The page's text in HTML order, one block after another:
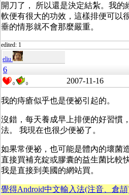
開刀了， 所以還是決定結紮。我
軟便有很大的功效，這樣排便可以
垂的情形就不會那麼嚴重。
edited: 1
eliu
6
0 0 2007-11-16
我的痔瘡似乎也是便祕引起的。
沒錯，每天養成早上排便的好習慣
法。 我現在也很少便祕了。
如果常便祕，也可能是體內的壞菌
直接買補充錠或膠囊的益生菌比較
我是直接到美國的網站買。
覺得Android中文輸入法(注音、倉